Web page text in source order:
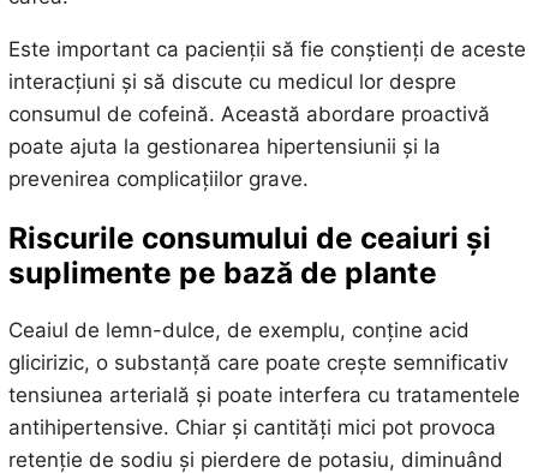
Este important ca pacienții să fie conștienți de aceste
interacțiuni și să discute cu medicul lor despre
consumul de cofeină. Această abordare proactivă
poate ajuta la gestionarea hipertensiunii și la
prevenirea complicațiilor grave.
Riscurile consumului de ceaiuri și
suplimente pe bază de plante
Ceaiul de lemn-dulce, de exemplu, conține acid
glicirizic, o substanță care poate crește semnificativ
tensiunea arterială și poate interfera cu tratamentele
antihipertensive. Chiar și cantități mici pot provoca
retenție de sodiu și pierdere de potasiu, diminuând